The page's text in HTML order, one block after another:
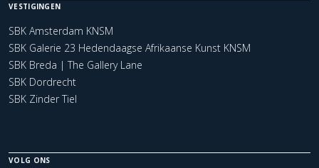
VESTIGINGEN
SBK Amsterdam KNSM
SBK Galerie 23 Hedendaagse Afrikaanse Kunst KNSM
SBK Breda | The Gallery Lane
SBK Dordrecht
SBK Zinder Tiel
VOLG ONS